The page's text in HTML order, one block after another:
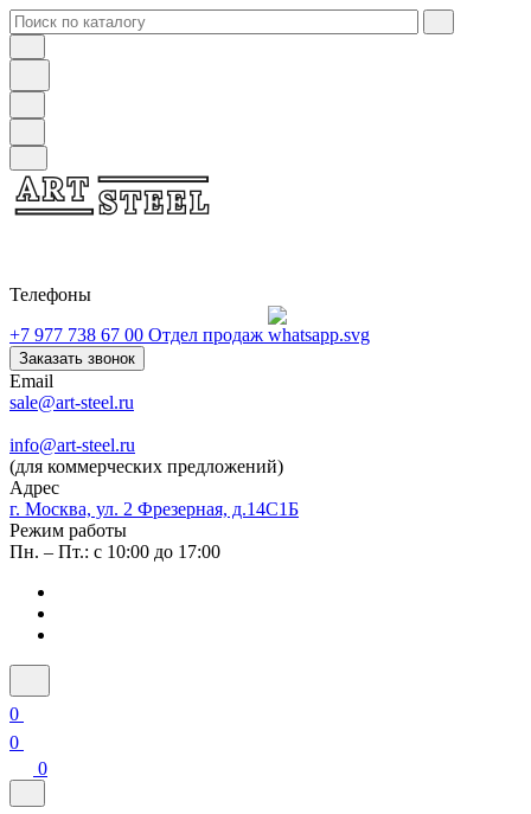
Телефоны
+7 977 738 67 00 Отдел продаж
Заказать звонок
Email
sale@art-steel.ru
info@art-steel.ru
(для коммерческих предложений)
Адрес
г. Москва, ул. 2 Фрезерная, д.14С1Б
Режим работы
Пн. – Пт.: с 10:00 до 17:00
0
0
0